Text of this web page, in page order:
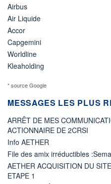
Airbus
Air Liquide
Accor
Capgemini
Worldline
Kleaholding
* source Google
MESSAGES LES PLUS
ARRÊT DE MES
ACTIONNAIRE DE 2CRSI
Info AETHER
File des amix irréductibles
AETHER ACQUISITION DU
ETAPE 1